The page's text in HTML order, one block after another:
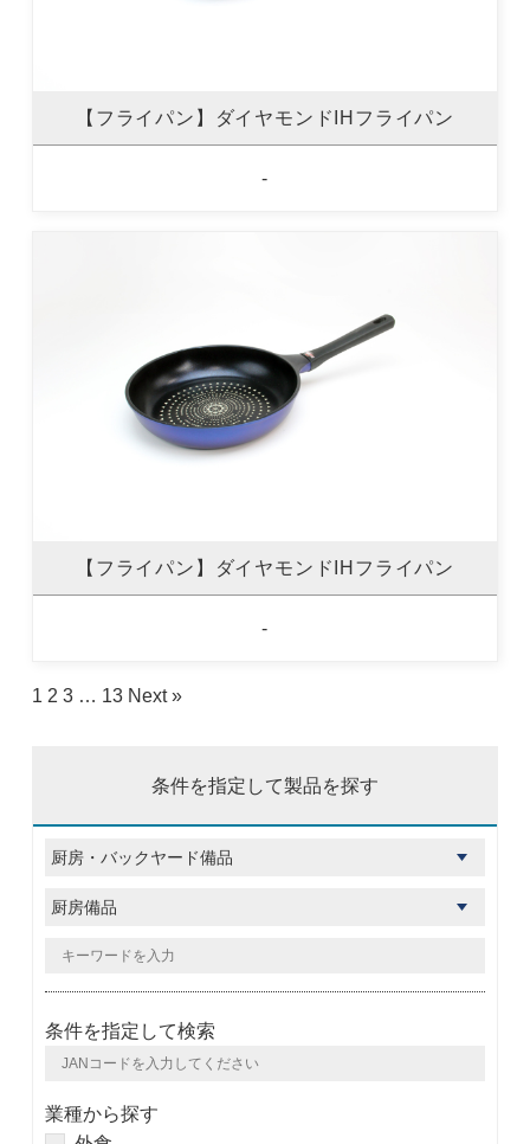
【フライパン】ダイヤモンドIHフライパン
-
【フライパン】ダイヤモンドIHフライパン
-
1 2 3 … 13 Next »
条件を指定して製品を探す
条件を指定して検索
業種から探す